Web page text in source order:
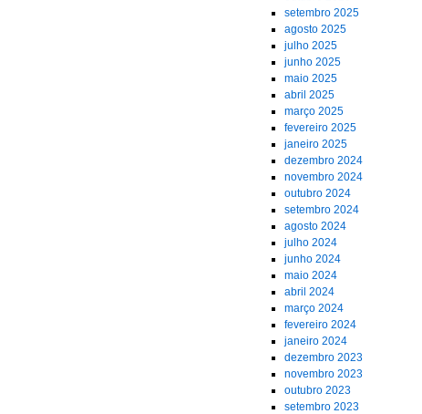
setembro 2025
agosto 2025
julho 2025
junho 2025
maio 2025
abril 2025
março 2025
fevereiro 2025
janeiro 2025
dezembro 2024
novembro 2024
outubro 2024
setembro 2024
agosto 2024
julho 2024
junho 2024
maio 2024
abril 2024
março 2024
fevereiro 2024
janeiro 2024
dezembro 2023
novembro 2023
outubro 2023
setembro 2023